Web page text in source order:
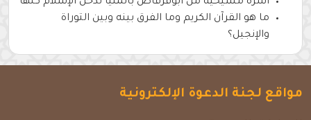
ما هو القرآن الكريم وما الفرق بينه وبين التوراة
والإنجيل؟
مواقع لجنة الدعوة الإلكترونية